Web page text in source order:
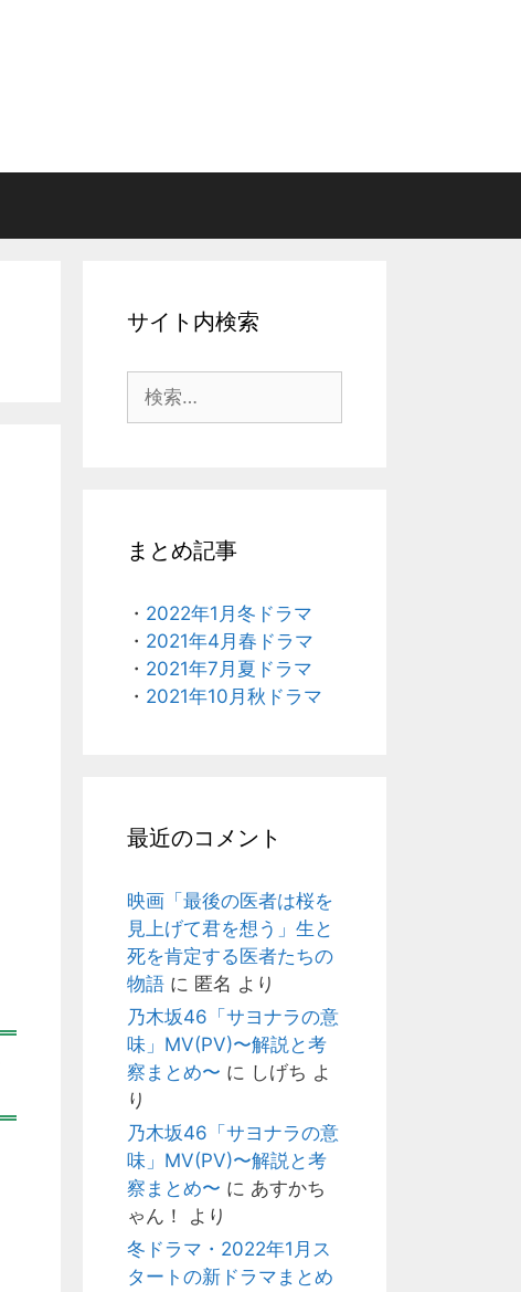
サイト内検索
索:
まとめ記事
・ 2022年1月冬ドラマ
・ 2021年4月春ドラマ
・ 2021年7月夏ドラマ
・ 2021年10月秋ドラマ
最近のコメント
映画「最後の医者は桜を
見上げて君を想う」生と
死を肯定する医者たちの
物語 に 匿名 より
乃木坂46「サヨナラの意
味」MV(PV)〜解説と考
察まとめ〜 に しげち よ
り
乃木坂46「サヨナラの意
味」MV(PV)〜解説と考
察まとめ〜 に あすかち
ゃん！
より
冬ドラマ・2022年1月ス
タートの新ドラマまとめ